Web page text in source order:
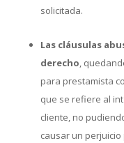
solicitada.
Las cláusulas
derecho,
para prestamista
que se refiere al
cliente, no
causar un perjuicio